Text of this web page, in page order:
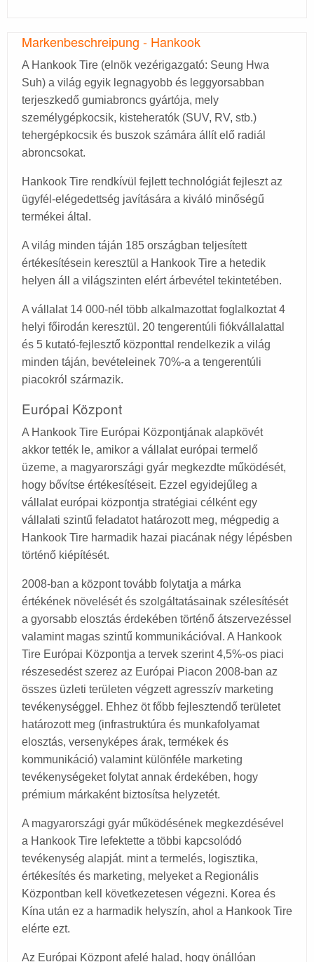
Markenbeschreipung - Hankook
A Hankook Tire (elnök vezérigazgató: Seung Hwa
Suh) a világ egyik legnagyobb és leggyorsabban
terjeszkedő gumiabroncs gyártója, mely
személygépkocsik, kisteheratók (SUV, RV, stb.)
tehergépkocsik és buszok számára állít elő radiál
abroncsokat.
Hankook Tire rendkívül fejlett technológiát fejleszt az
ügyfél-elégedettség javítására a kiváló minőségű
termékei által.
A világ minden táján 185 országban teljesített
értékesítésein keresztül a Hankook Tire a hetedik
helyen áll a világszinten elért árbevétel tekintetében.
A vállalat 14 000-nél több alkalmazottat foglalkoztat 4
helyi főirodán keresztül. 20 tengerentúli fiókvállalattal
és 5 kutató-fejlesztő központtal rendelkezik a világ
minden táján, bevételeinek 70%-a a tengerentúli
piacokról származik.
Európai Központ
A Hankook Tire Európai Központjának alapkövét
akkor tették le, amikor a vállalat európai termelő
üzeme, a magyarországi gyár megkezdte működését,
hogy bővítse értékesítéseit. Ezzel egyidejűleg a
vállalat európai központja stratégiai célként egy
vállalati szintű feladatot határozott meg, mégpedig a
Hankook Tire harmadik hazai piacának négy lépésben
történő kiépítését.
2008-ban a központ tovább folytatja a márka
értékének növelését és szolgáltatásainak szélesítését
a gyorsabb elosztás érdekében történő átszervezéssel
valamint magas szintű kommunikációval. A Hankook
Tire Európai Központja a tervek szerint 4,5%-os piaci
részesedést szerez az Európai Piacon 2008-ban az
összes üzleti területen végzett agresszív marketing
tevékenységgel. Ehhez öt főbb fejlesztendő területet
határozott meg (infrastruktúra és munkafolyamat
elosztás, versenyképes árak, termékek és
kommunikáció) valamint különféle marketing
tevékenységeket folytat annak érdekében, hogy
prémium márkaként biztosítsa helyzetét.
A magyarországi gyár működésének megkezdésével
a Hankook Tire lefektette a többi kapcsolódó
tevékenység alapját. mint a termelés, logisztika,
értékesítés és marketing, melyeket a Regionális
Központban kell következetesen végezni. Korea és
Kína után ez a harmadik helyszín, ahol a Hankook Tire
elérte ezt.
Az Európai Központ afelé halad, hogy önállóan